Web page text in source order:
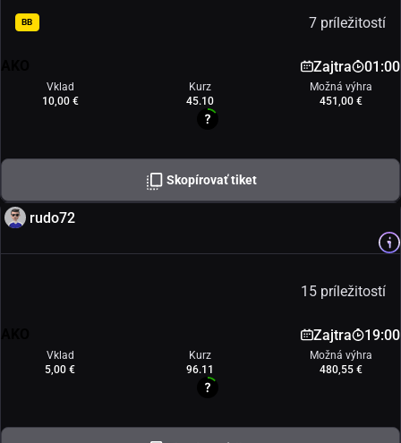
BB 7 príležitostí
Zajtra 01:00
Vklad
10,00 €
Kurz
45.10
Možná výhra
451,00 €
Skopírovať tiket
rudo72
15 príležitostí
Zajtra 19:00
Vklad
5,00 €
Kurz
96.11
Možná výhra
480,55 €